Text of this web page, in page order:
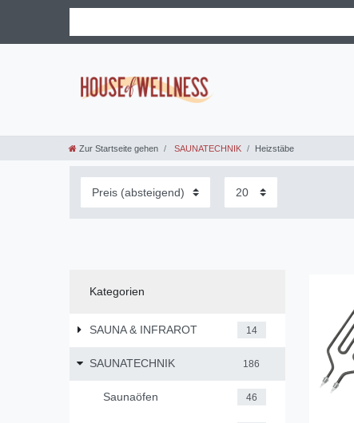
Zur Startseite gehen SAUNATECHNIK Heizstäbe
Kategorien
SAUNA & INFRAROT 14
SAUNATECHNIK 186
Saunaöfen 46